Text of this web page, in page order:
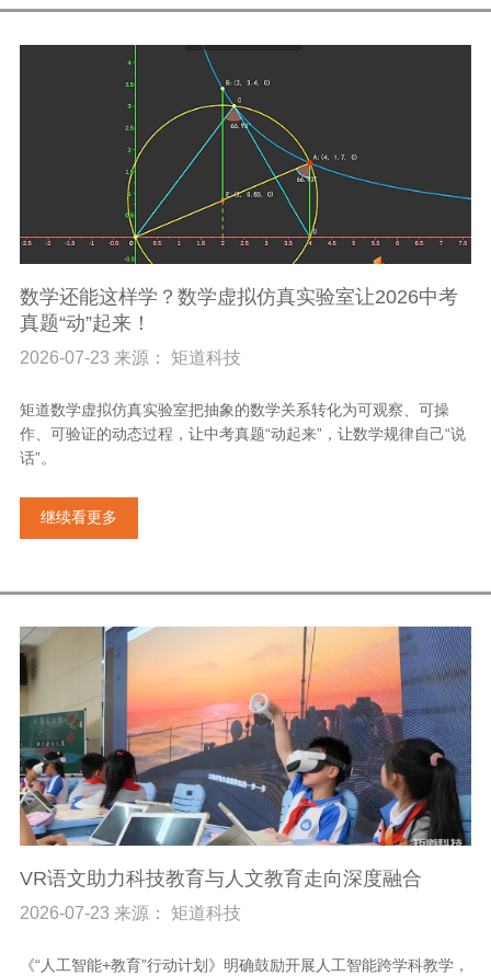
数学还能这样学？数学虚拟仿真实验室让2026中考
真题“动”起来！
2026-07-23 来源： 矩道科技
矩道数学虚拟仿真实验室把抽象的数学关系转化为可观察、可操
作、可验证的动态过程，让中考真题“动起来”，让数学规律自己“说
话”。
继续看更多
VR语文助力科技教育与人文教育走向深度融合
2026-07-23 来源： 矩道科技
《“人工智能+教育”行动计划》明确鼓励开展人工智能跨学科教学，